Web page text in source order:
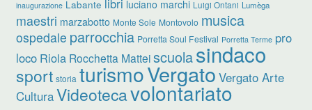
inaugurazione Labante luciano marchi Luigi Ontani Lumèga
maestri marzabotto Monte Sole Montovolo musica
ospedale parrocchia Porretta Soul Festival Porretta Terme pro
loco Riola Rocchetta Matteiscuolasindaco
sport storia turismoVergato Vergato Arte
CulturaVideotecavolontariato